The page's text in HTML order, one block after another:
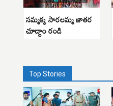
సమ్మక్క సారలమ్మ జాతర
చూద్దాం రండి
Top Stories